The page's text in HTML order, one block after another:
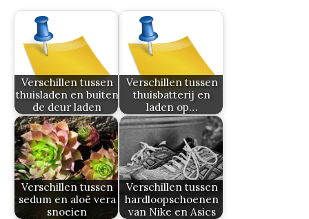
Verschillen tussen
thuisladen en buiten
de deur laden
Verschillen tussen
thuisbatterij en
laden op…
Verschillen tussen
sedum en aloë vera
snoeien
Verschillen tussen
hardloopschoenen
van Nike en Asics